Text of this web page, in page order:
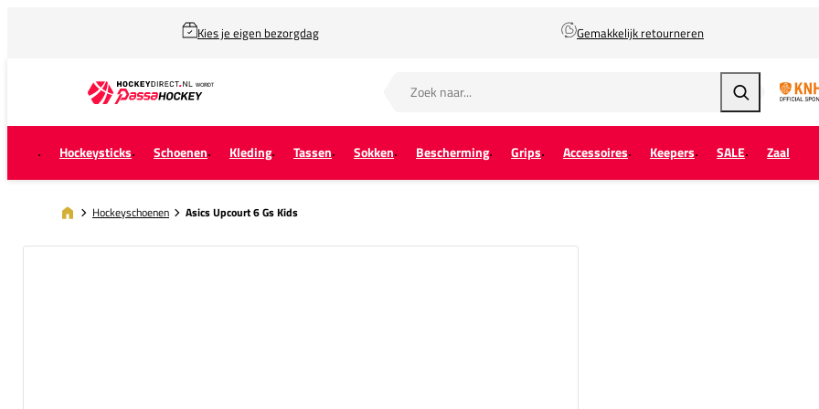
Kies je eigen bezorgdag Gemakkelijk retourneren
Zoeken
Hockeysticks Schoenen Kleding Tassen Sokken Bescherming Grips Accessoires Keepers SALE Zaal
Hockeyschoenen Asics Upcourt 6 Gs Kids